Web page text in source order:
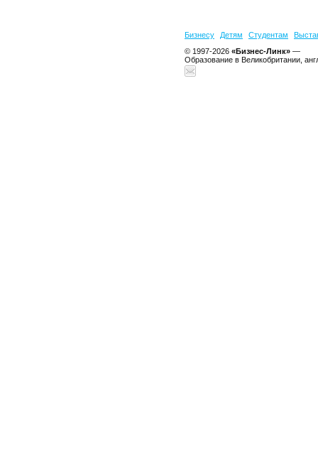
Бизнесу Детям Студентам
© 1997-2026 «Бизнес-Линк» —
Образование в Великобритании,